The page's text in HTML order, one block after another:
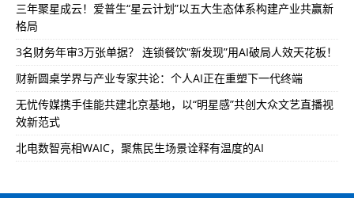
三年聚星成云！爱普生“星云计划”以五大生态体系构建产业共赢新
格局
3名财务年审3万张单据？ 连锁餐饮“新发现”用AI破局人效天花板！
财新圆桌学界与产业专家共论：个人AI正在重塑下一代终端
无忧传媒携手佳能共建北京基地，以“明星感”共创大众文艺直播视
效新范式
北电数智亮相WAIC，聚焦民生场景诠释有温度的AI